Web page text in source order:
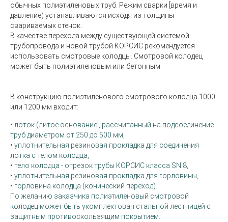
обычных полиэтиленовых труб. Режим сварки [время и
давление) устанавливаются исходя из толщины
свариваемых стенок.
В качестве перехода между существующей системой
трубопровода и новой трубой КОРСИС рекомендуется
использовать смотровые колодцы. Смотровой колодец
может быть полиэтиленовым или бетонным.
В конструкцию полиэтиленового смотрового колодца 1000
или 1200 мм входит:
• лоток (литое основание], рассчитанный на подсоединение
труб диаметром от 250 до 500 мм,
• уплотнительная резиновая прокладка для соединения
лотка с телом колодца,
• тело колодца - отрезок трубы КОРСИС класса SN 8,
• уплотнительная резиновая прокладка для горловины,
• горловина колодца (конический переход).
По желанию заказчика полиэтиленовый смотровой
колодец может быть укомплектован стальной лестницей с
защитным противоскользящим покрытием.